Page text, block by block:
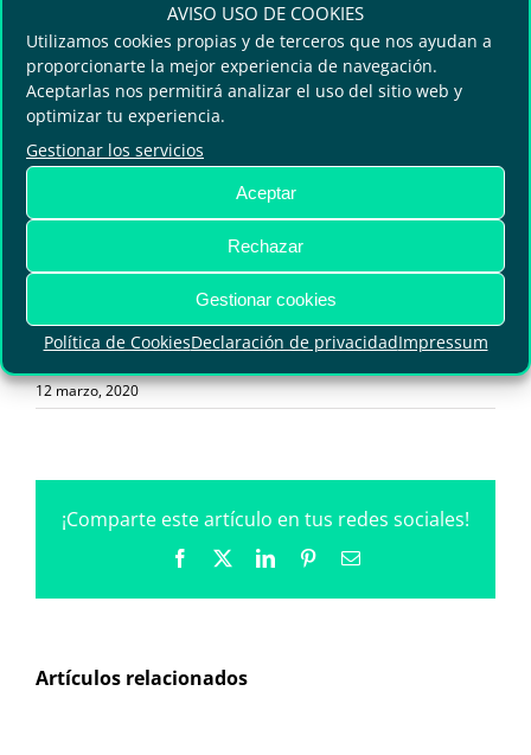
AVISO USO DE COOKIES
Utilizamos cookies propias y de terceros que nos ayudan a
proporcionarte la mejor experiencia de navegación.
Aceptarlas nos permitirá analizar el uso del sitio web y
optimizar tu experiencia.
Gestionar los servicios
Aceptar
Rechazar
Gestionar cookies
Política de CookiesDeclaración de privacidadImpressum
colaboraciones y alianzas estratégicas,
convocatorias de actividades paralelas alineadas
con los sectores y temáticas implicados, así como
el desarrollo de programas y contenidos.
Tanto Greencities como S-MOVING agradecen
la comprensión y colaboración del Comité
expositoras, ponentes e inscritos ante estas
medidas excepcionales.
12 marzo, 2020
¡Comparte este artículo en tus redes sociales!
Facebook LinkedInPinterestCorreo
Artículos relacionados